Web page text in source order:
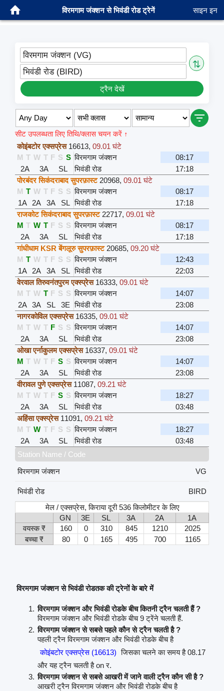
विरमगाम जंक्शन से भिवंडी रोड ट्रेनें साइन इन
विरमगाम जंक्शन (VG)
⇅
भिवंडी रोड (BIRD)
ट्रैन देखें
सीट उपलब्धता लिए तिथि/क्लास चयन करें ↑
कोइंबटोर एक्सप्रेस 16613, 09.01 घंटे
M T W T F S S विरमगाम जंक्शन
08:17
2A
3A SL भिवंडी रोड
17:18
पोरबंदर सिकंदराबाद सुपरफ़ास्ट 20968, 09.01 घंटे
M T W T F S S विरमगाम जंक्शन
08:17
1A
2A 3A SL भिवंडी रोड
17:18
राजकोट सिकंदराबाद सुपरफ़ास्ट 22717, 09.01 घंटे
M T W T F S S विरमगाम जंक्शन
08:17
2A
3A SL भिवंडी रोड
17:18
गांधीधाम KSR बेंगलूरु सुपरफ़ास्ट 20685, 09.20 घंटे
M T W T F S S विरमगाम जंक्शन
12:43
1A
2A 3A SL भिवंडी रोड
22:03
वेरवाल तिरुवनंतपुरम एक्स्प्रेस 16333, 09.01 घंटे
M T W T F S S विरमगाम जंक्शन
14:07
2A
3A SL 3E भिवंडी रोड
23:08
नागरकोविल एक्सप्रेस 16335, 09.01 घंटे
M T W T F S S विरमगाम जंक्शन
14:07
2A
3A SL भिवंडी रोड
23:08
ओखा एर्नाकुलम एक्सप्रेस 16337, 09.01 घंटे
M T W T F S S विरमगाम जंक्शन
14:07
2A
3A SL भिवंडी रोड
23:08
वीरावल पुणे एक्सप्रेस 11087, 09.21 घंटे
M T W T F S S विरमगाम जंक्शन
18:27
2A
3A SL भिवंडी रोड
03:48
अहिंसा एक्स्प्रेस 11091, 09.21 घंटे
M T W T F S S विरमगाम जंक्शन
18:27
2A
3A SL भिवंडी रोड
03:48
Station Name / Code
विरमगाम जंक्शन
VG
भिवंडी रोड
BIRD
मेल / एक्सप्रेस, किराया दूरी 536 किलोमीटर के लिए
GN
3E SL 3A 2A
1A
वयस्क ₹
160 0 310 845 1210
2025
बच्चा ₹
80 0 165 495 700 1165
विरमगाम जंक्शन से भिवंडी रोडतक की ट्रेनों के बारे में
विरमगाम जंक्शन और भिवंडी रोडके बीच कितनी ट्रैन चलती हैं ?
विरमगाम जंक्शन और भिवंडी रोडके बीच 9 ट्रेंने चलती हैं.
विरमगाम जंक्शन से सबसे पहले कौन से ट्रैन चलती है ?
पहली ट्रैन विरमगाम जंक्शन और भिवंडी रोडके बीच है
कोइंबटोर एक्सप्रेस (16613) जिसका चलने का समय है 08.17
और यह ट्रैन चलती है on र.
विरमगाम जंक्शन से सबसे आखरी में जाने वाली ट्रैन कौन सी है ?
आखरी ट्रैन विरमगाम जंक्शन और भिवंडी रोडके बीच है